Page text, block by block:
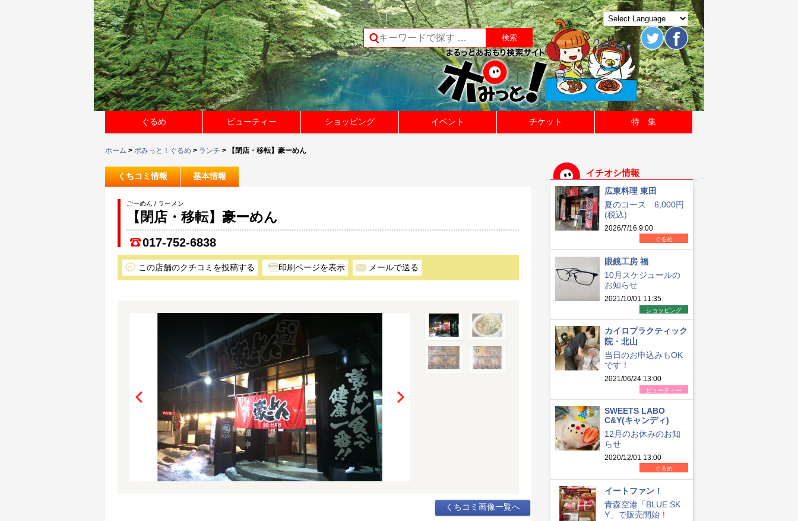
ぐるめ ビューティー ショッピング イベント チケット 特 集
ホーム > ポみっと！ぐるめ > ランチ > 【閉店・移転】豪ーめん
くちコミ情報 基本情報
ごーめん / ラーメン
【閉店・移転】豪ーめん
017-752-6838
この店舗のクチコミを投稿する メールで送る
くちコミ画像一覧へ
イチオシ情報
広東料理 東田
夏のコース 6,000円
(税込)
2026/7/16 9:00
ぐるめ
眼鏡工房 福
10月スケジュールの
お知らせ
2021/10/01 11:35
ショッピング
カイロプラクティック
院・北山
当日のお申込みもOK
です！
2021/06/24 13:00
ビューティー
SWEETS LABO
C&Y(キャンディ)
12月のお休みのお知
らせ
2020/12/01 13:00
ぐるめ
イートファン！
青森空港「BLUE SK
Y」で販売開始！